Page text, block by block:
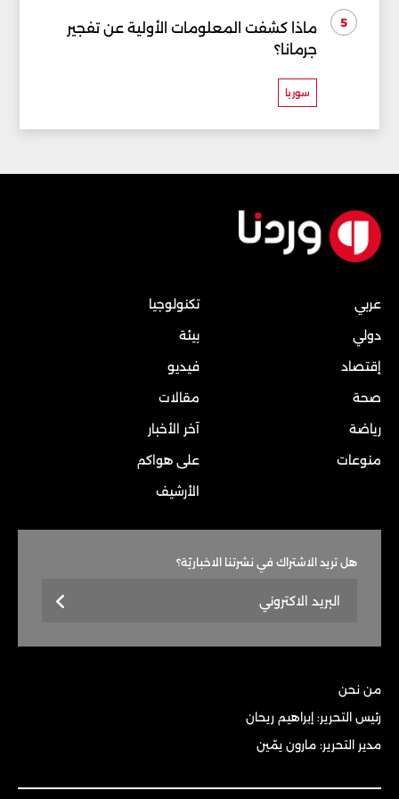
5
ماذا كشفت المعلومات الأولية عن تفجير
جرمانا؟
سوريا
عربي
دولي
إقتصاد
صحة
رياضة
منوعات
تكنولوجيا
بيئة
فيديو
مقالات
آخر الأخبار
على هواكم
الأرشيف
هل تريد الاشتراك في نشرتنا الاخباريّة؟
من نحن
رئيس التحرير: إبراهيم ريحان
مدير التحرير: مارون يمّين